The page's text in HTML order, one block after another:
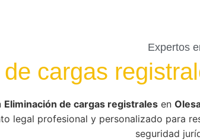
Expertos
cargas
Eliminación de cargas registrales en
legal profesional y personalizado para
seguridad